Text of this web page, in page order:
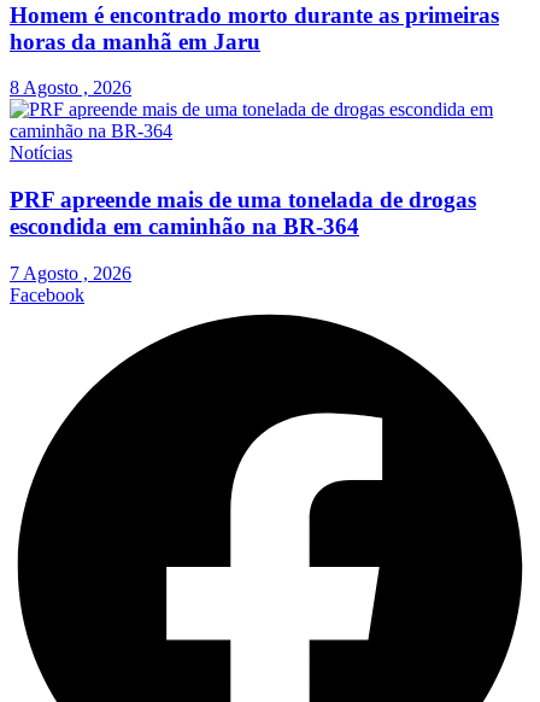
Homem é encontrado morto durante as primeiras
horas da manhã em Jaru
8 Agosto , 2026
Notícias
PRF apreende mais de uma tonelada de drogas
escondida em caminhão na BR-364
7 Agosto , 2026
Facebook